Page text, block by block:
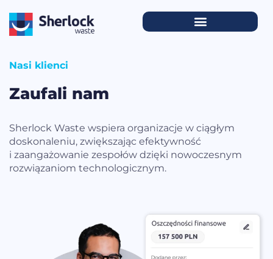
Nasi klienci
Zaufali nam
Sherlock Waste wspiera organizacje w ciągłym
doskonaleniu, zwiększając efektywność
i zaangażowanie zespołów dzięki nowoczesnym
rozwiązaniom technologicznym.